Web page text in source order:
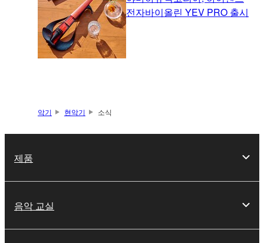
전자바이올린 YEV PRO 출시
악기 현악기 소식
제품
음악 교실